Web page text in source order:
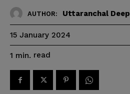
AUTHOR: Uttaranchal Deep
15 January 2024
1 min. read